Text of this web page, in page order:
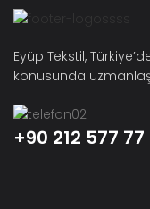
Eyüp Tekstil,
konusunda
+90 212 577